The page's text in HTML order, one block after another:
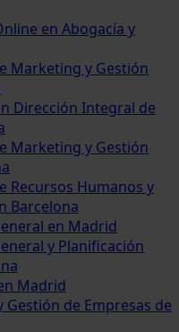
en Abogacía y
Marketing y Gestión
Dirección Integral de
Marketing y Gestión
Recursos Humanos y
Barcelona
en Madrid
y Planificación
Madrid
de Empresas de